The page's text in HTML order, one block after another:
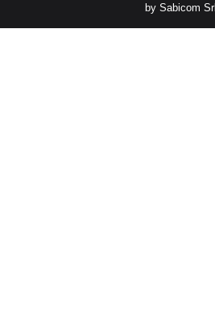
by Sabicom Srl